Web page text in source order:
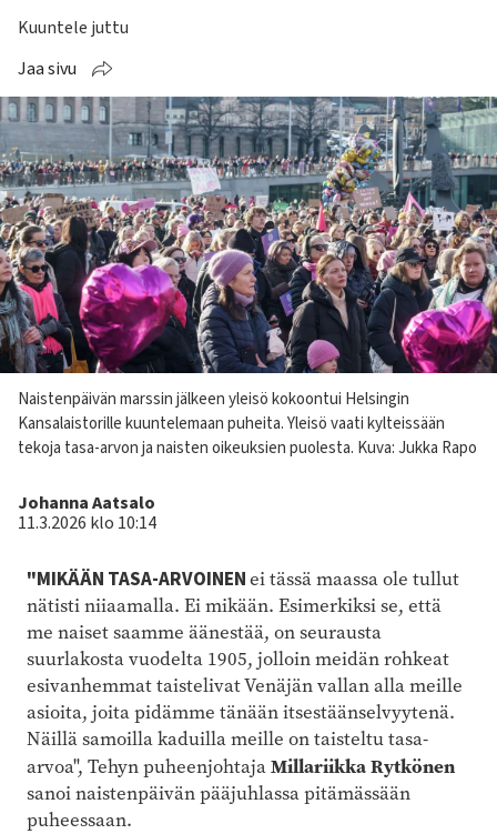
Kuuntele juttu
Jaa sivu
Kuvateksti
Naistenpäivän marssin jälkeen yleisö kokoontui Helsingin
Kansalaistorille kuuntelemaan puheita. Yleisö vaati kylteissään
tekoja tasa-arvon ja naisten oikeuksien puolesta. Kuva: Jukka Rapo
Kirjoittaja
Johanna Aatsalo
11.3.2026 klo 10:14
"MIKÄÄN TASA-ARVOINENei tässä maassa ole tullut
nätisti niiaamalla. Ei mikään. Esimerkiksi se, että
me naiset saamme äänestää, on seurausta
suurlakosta vuodelta 1905, jolloin meidän rohkeat
esivanhemmat taistelivat Venäjän vallan alla meille
asioita, joita pidämme tänään itsestäänselvyytenä.
Näillä samoilla kaduilla meille on taisteltu tasa-
arvoa", Tehyn puheenjohtajaMillariikka Rytkönen
sanoi naistenpäivän pääjuhlassa pitämässään
puheessaan.